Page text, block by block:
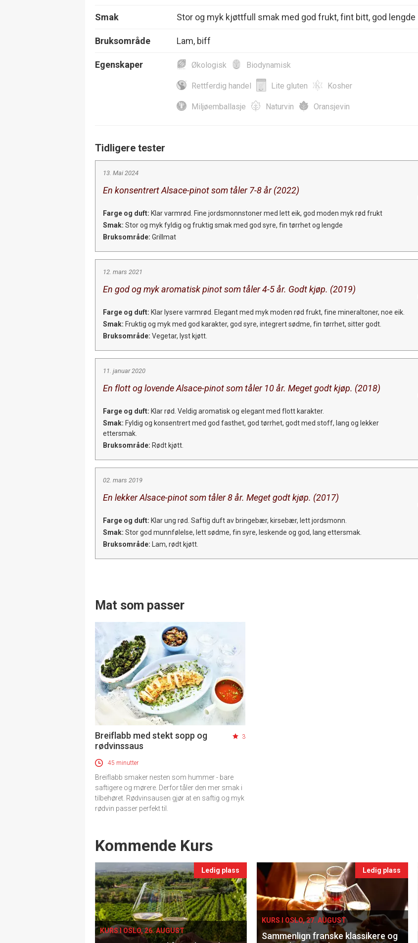
Smak Stor og myk kjøttfull smak med god frukt, fint bitt, god lengde
Bruksområde Lam, biff
Egenskaper Økologisk Biodynamisk
Rettferdig handel Lite gluten Kosher
Miljøemballasje Naturvin Oransjevin
Tidligere tester
13. Mai 2024
En konsentrert Alsace-pinot som tåler 7-8 år (2022)
Farge og duft: Klar varmrød. Fine jordsmonnstoner med lett eik, god moden myk rød frukt
Smak: Stor og myk fyldig og fruktig smak med god syre, fin tørrhet og lengde
Bruksområde: Grillmat
12. mars 2021
En god og myk aromatisk pinot som tåler 4-5 år. Godt kjøp. (2019)
Farge og duft: Klar lysere varmrød. Elegant med myk moden rød frukt, fine mineraltoner, noe eik.
Smak: Fruktig og myk med god karakter, god syre, integrert sødme, fin tørrhet, sitter godt.
Bruksområde: Vegetar, lyst kjøtt.
11. januar 2020
En flott og lovende Alsace-pinot som tåler 10 år. Meget godt kjøp. (2018)
Farge og duft: Klar rød. Veldig aromatisk og elegant med flott karakter.
Smak: Fyldig og konsentrert med god fasthet, god tørrhet, godt med stoff, lang og lekker
ettersmak.
Bruksområde: Rødt kjøtt.
02. mars 2019
En lekker Alsace-pinot som tåler 8 år. Meget godt kjøp. (2017)
Farge og duft: Klar ung rød. Saftig duft av bringebær, kirsebær, lett jordsmonn.
Smak: Stor god munnfølelse, lett sødme, fin syre, leskende og god, lang ettersmak.
Bruksområde: Lam, rødt kjøtt.
Mat som passer
Breiflabb med stekt sopp og
rødvinssaus
3
45 minutter
Breiflabb smaker nesten som hummer - bare
saftigere og mørere. Derfor tåler den mer smak i
tilbehøret. Rødvinsausen gjør at en saftig og myk
rødvin passer perfekt til.
Events
Kommende Kurs
Ledig plass
KURS I OSLO, 26. AUGUST
Ledig plass
KURS I OSLO, 27. AUGUST
Sammenlign franske klassikere og